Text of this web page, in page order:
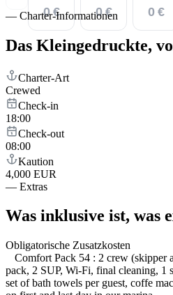
0 €
0 €
0 €
— Charter-Informationen
Das Kleingedruckte,
Charter-Art
Crewed
Check-in
18:00
Check-out
08:00
Kaution
4,000 EUR
— Extras
Was inklusive ist, was
Obligatorische Zusatzkosten
Comfort Pack 54 : 2 crew (skipper
pack, 2 SUP, Wi-Fi, final cleaning, 1
set of bath towels per guest, coffe